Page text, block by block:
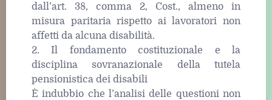
dall’art. 38, comma 2, Cost., almeno in
misura paritaria rispetto ai lavoratori non
affetti da alcuna disabilità.
2. Il fondamento costituzionale e la
disciplina sovranazionale della tutela
pensionistica dei disabili
È indubbio che l’analisi delle questioni non